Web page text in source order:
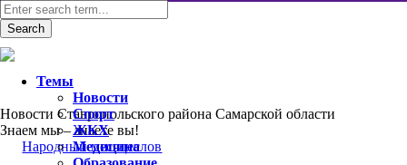
Новости Ставропольского района Самарской области
Знаем мы – знаете вы!
Народный месяцеслов
Темы
Новости
Спорт
ЖКХ
Медицина